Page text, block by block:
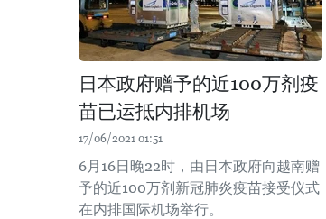
日本政府赠予的近100万剂疫
苗已运抵内排机场
17/06/2021 01:51
6月16日晚22时，由日本政府向越南赠
予的近100万剂新冠肺炎疫苗接受仪式
在内排国际机场举行。